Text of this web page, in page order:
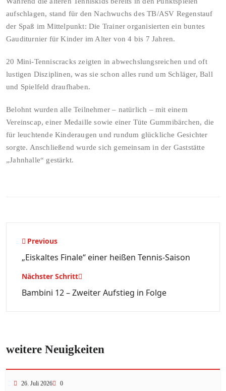
aufschlagen, stand für den Nachwuchs des TB/ASV Regenstauf
der Spaß im Mittelpunkt: Die Trainer organisierten ein buntes
Gauditurnier für Kinder im Alter von 4 bis 7 Jahren.
20 Mini-Tenniscracks zeigten in abwechslungsreichen und oft
lustigen Disziplinen, was sie schon alles rund um Schläger, Ball
und Spielfeld draufhaben.
Belohnt wurden alle Teilnehmer – natürlich – mit einem
Vereinscap, einer Medaille sowie einer Tüte Gummibärchen, die
für leuchtende Kinderaugen und rundum glückliche Gesichter
sorgte. Anschließend wurde sich gemeinsam in der Gaststätte
„Jahnhalle“ gestärkt.
Beitragsnavigation
Previous
„Eiskaltes Finale“ einer heißen Tennis-Saison
Nächster Schritt
Bambini 12 – Zweiter Aufstieg in Folge
weitere Neuigkeiten
26. Juli 2026 0